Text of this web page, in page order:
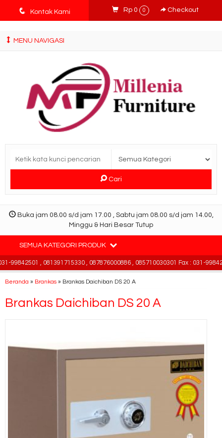
tv3ISbyqwvMDypa7aIfj2FUlPKawe7X5fX5v6wsT4Ns
q Kontak Kami Rp 0 0 Checkout
MENU NAVIGASI
Cari
Buka jam 08.00 s/d jam 17.00 , Sabtu jam 08.00 s/d jam 14.00,
Minggu & Hari Besar Tutup
SEMUA KATEGORI PRODUK
99842501 , 081391715330 , 087876000886 , 085710030301 Fax : 031-
Beranda » Brankas » Brankas Daichiban DS 20 A
Brankas Daichiban DS 20 A